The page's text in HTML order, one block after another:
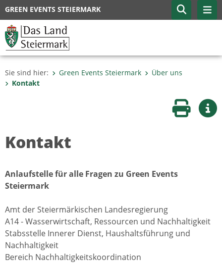
GREEN EVENTS STEIERMARK
Sie sind hier: Green Events Steiermark
Über uns
Kontakt
Seite
Kontakt
Anlaufstelle für alle Fragen zu Green Events
Steiermark
Amt der Steiermärkischen Landesregierung
A14 - Wasserwirtschaft, Ressourcen und Nachhaltigkeit
Stabsstelle Innerer Dienst, Haushaltsführung und
Nachhaltigkeit
Bereich Nachhaltigkeitskoordination